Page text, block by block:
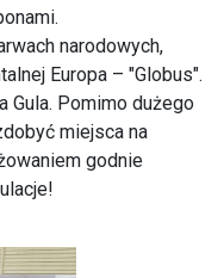
pomponami.
narodowych,
Europa – "Globus".
Gula. Pomimo dużego
miejsca na
godnie